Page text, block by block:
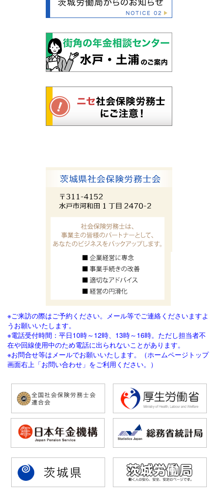
※ご来訪の際はご予約ください。メール等でご連絡くださいますよ
うお願いいたします。
※電話受付時間：平日10時～12時、13時～16時。ただし担当者不
在や回線使用中のため電話に出られないことがあります。
※お問合せ等はメールでお願いいたします。（ホームページトップ
画面右上「お問い合わせ」をご利用ください。）